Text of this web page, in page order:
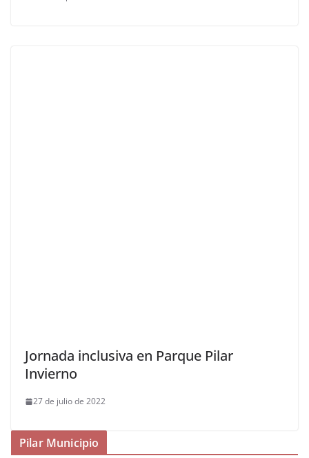
Jornada inclusiva en Parque Pilar
Invierno
27 de julio de 2022
Pilar Municipio